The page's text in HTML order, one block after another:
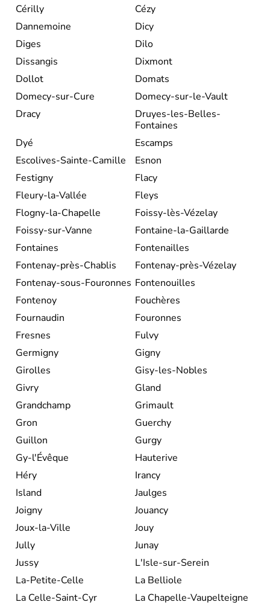
Cérilly
Cézy
Dannemoine
Dicy
Diges
Dilo
Dissangis
Dixmont
Dollot
Domats
Domecy-sur-Cure
Domecy-sur-le-Vault
Dracy
Druyes-les-Belles-
Fontaines
Dyé
Escamps
Escolives-Sainte-Camille
Esnon
Festigny
Flacy
Fleury-la-Vallée
Fleys
Flogny-la-Chapelle
Foissy-lès-Vézelay
Foissy-sur-Vanne
Fontaine-la-Gaillarde
Fontaines
Fontenailles
Fontenay-près-Chablis
Fontenay-près-Vézelay
Fontenay-sous-Fouronnes Fontenouilles
Fontenoy
Fouchères
Fournaudin
Fouronnes
Fresnes
Fulvy
Germigny
Gigny
Girolles
Gisy-les-Nobles
Givry
Gland
Grandchamp
Grimault
Gron
Guerchy
Guillon
Gurgy
Gy-l'Évêque
Hauterive
Héry
Irancy
Island
Jaulges
Joigny
Jouancy
Joux-la-Ville
Jouy
Jully
Junay
Jussy
L'Isle-sur-Serein
La-Petite-Celle
La Belliole
La Celle-Saint-Cyr
La Chapelle-Vaupelteigne